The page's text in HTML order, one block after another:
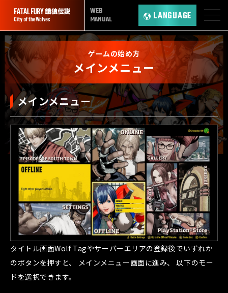
WEB
MANUAL
LANGUAGE
ゲームの始め方
メインメニュー
メインメニュー
タイトル画面Wolf Tagやサーバーエリアの登録後でいずれか
のボタンを押すと、 メインメニュー画面に進み、 以下のモー
ドを選択できます。